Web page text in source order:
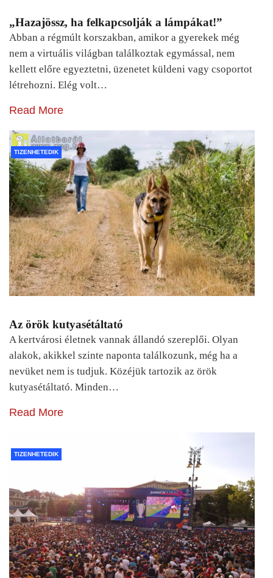
„Hazajössz, ha felkapcsolják a lámpákat!”
Abban a régmúlt korszakban, amikor a gyerekek még
nem a virtuális világban találkoztak egymással, nem
kellett előre egyeztetni, üzenetet küldeni vagy csoportot
létrehozni. Elég volt…
Read More
TIZENHETEDIK
Az örök kutyasétáltató
A kertvárosi életnek vannak állandó szereplői. Olyan
alakok, akikkel szinte naponta találkozunk, még ha a
nevüket nem is tudjuk. Közéjük tartozik az örök
kutyasétáltató. Minden…
Read More
TIZENHETEDIK